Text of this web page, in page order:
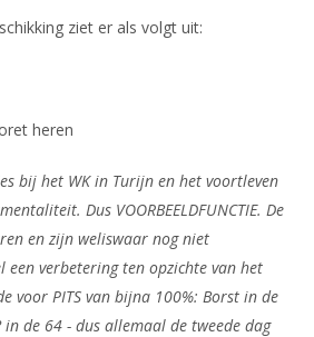
ziet er als volgt uit:
heren
bij het WK in Turijn en het voortleven
Dus VOORBEELDFUNCTIE. De
en zijn weliswaar nog niet
een verbetering ten opzichte van het
voor PITS van bijna 100%: Borst in de
in de 64 - dus allemaal de tweede dag